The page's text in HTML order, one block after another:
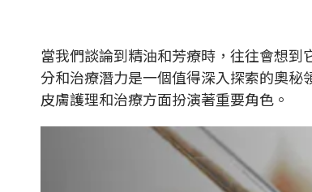
當我們談論到精油和芳療時，往往會想
分和治療潛力是一個值得深入探索的奧
皮膚護理和治療方面扮演著重要角色。